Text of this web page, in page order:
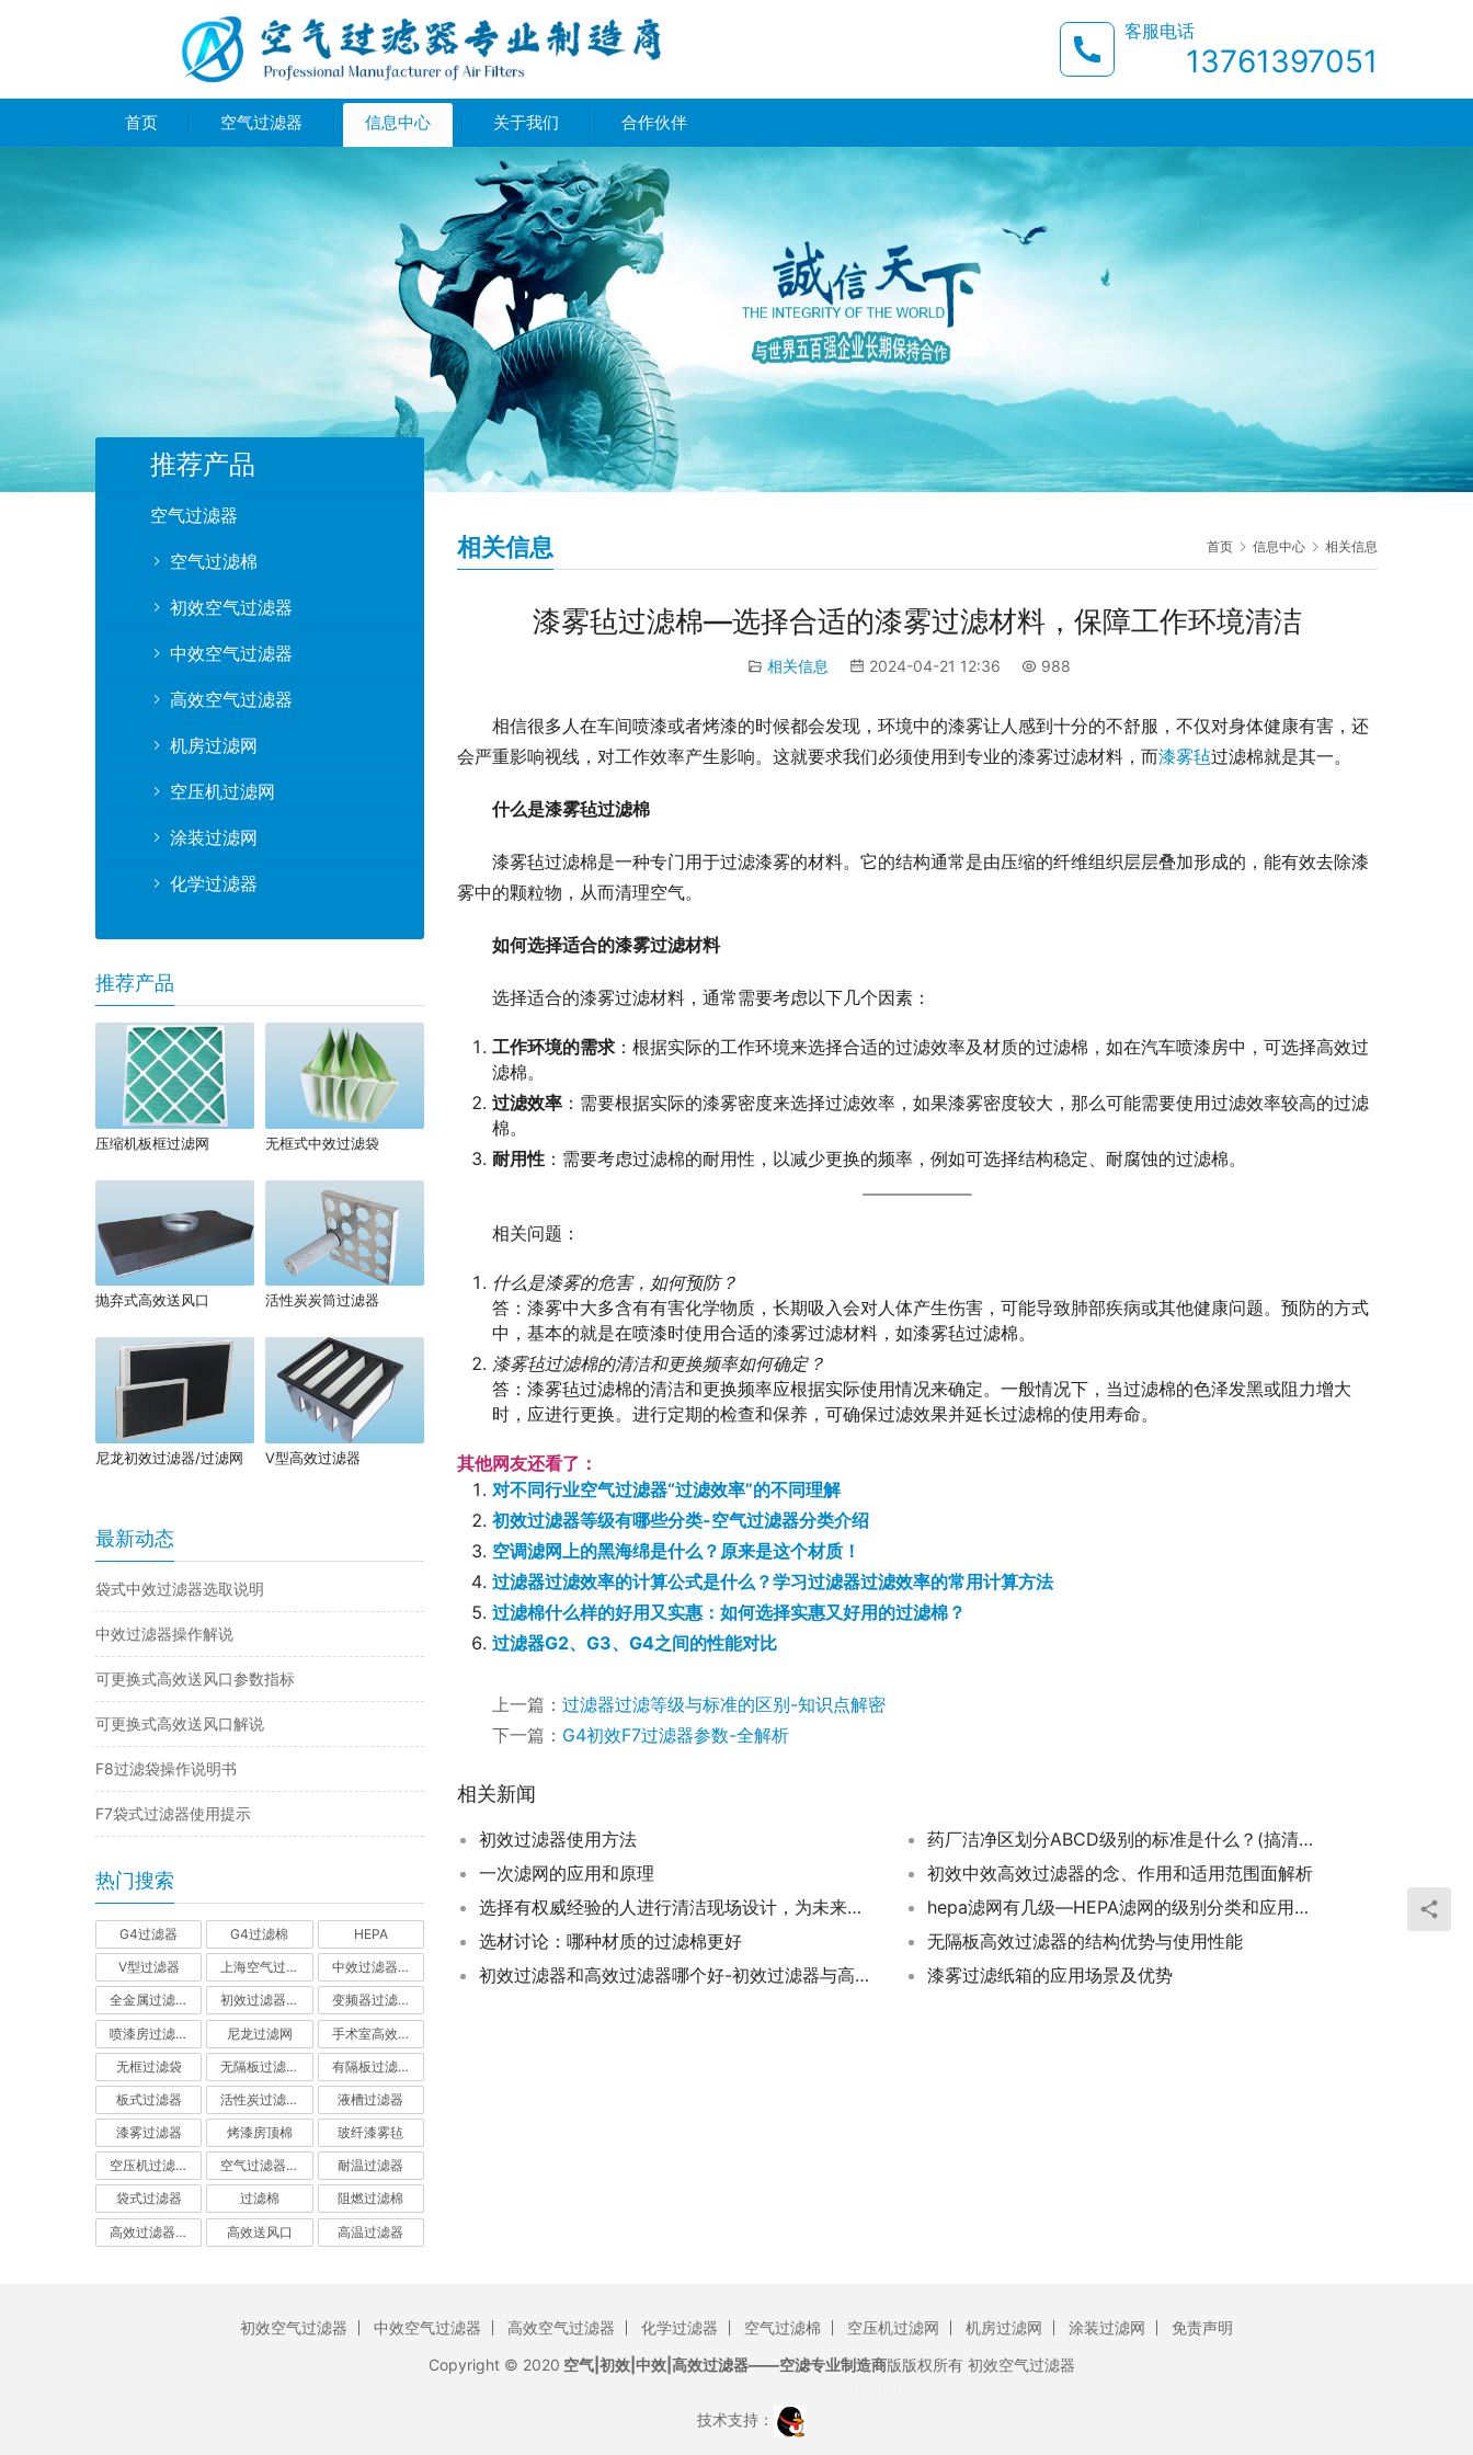
客服电话
13761397051
首页 空气过滤器 信息中心 关于我们 合作伙伴
首页 信息中心 相关信息
相关信息
漆雾毡过滤棉—选择合适的漆雾过滤材料，保障工作环境清洁
相关信息 2024-04-21 12:36 988
相信很多人在车间喷漆或者烤漆的时候都会发现，环境中的漆雾让人感到十分的不舒服，不仅对身体健康有害，还
会严重影响视线，对工作效率产生影响。这就要求我们必须使用到专业的漆雾过滤材料，而漆雾毡过滤棉就是其一。
什么是漆雾毡过滤棉
漆雾毡过滤棉是一种专门用于过滤漆雾的材料。它的结构通常是由压缩的纤维组织层层叠加形成的，能有效去除漆
雾中的颗粒物，从而清理空气。
如何选择适合的漆雾过滤材料
选择适合的漆雾过滤材料，通常需要考虑以下几个因素：
工作环境的需求 ：根据实际的工作环境来选择合适的过滤效率及材质的过滤棉，如在汽车喷漆房中，可选择高效过
滤棉。
过滤效率 ：需要根据实际的漆雾密度来选择过滤效率，如果漆雾密度较大，那么可能需要使用过滤效率较高的过滤
棉。
耐用性 ：需要考虑过滤棉的耐用性，以减少更换的频率，例如可选择结构稳定、耐腐蚀的过滤棉。
相关问题：
什么是漆雾的危害，如何预防？
答：漆雾中大多含有有害化学物质，长期吸入会对人体产生伤害，可能导致肺部疾病或其他健康问题。预防的方式
中，基本的就是在喷漆时使用合适的漆雾过滤材料，如漆雾毡过滤棉。
漆雾毡过滤棉的清洁和更换频率如何确定？
答：漆雾毡过滤棉的清洁和更换频率应根据实际使用情况来确定。一般情况下，当过滤棉的色泽发黑或阻力增大
时，应进行更换。进行定期的检查和保养，可确保过滤效果并延长过滤棉的使用寿命。
其他网友还看了：
对不同行业空气过滤器“过滤效率”的不同理解
初效过滤器等级有哪些分类-空气过滤器分类介绍
空调滤网上的黑海绵是什么？原来是这个材质！
过滤器过滤效率的计算公式是什么？学习过滤器过滤效率的常用计算方法
过滤棉什么样的好用又实惠：如何选择实惠又好用的过滤棉？
过滤器G2、G3、G4之间的性能对比
上一篇： 过滤器过滤等级与标准的区别-知识点解密
下一篇： G4初效F7过滤器参数-全解析
相关新闻
初效过滤器使用方法
药厂洁净区划分ABCD级别的标准是什么？(搞清洁净室洁净度ABCD四个级别)
一次滤网的应用和原理
初效中效高效过滤器的念、作用和适用范围面解析
选择有权威经验的人进行清洁现场设计，为未来工业生产创造更干净的环境
hepa滤网有几级—HEPA滤网的级别分类和应用场景解析
选材讨论：哪种材质的过滤棉更好
无隔板高效过滤器的结构优势与使用性能
初效过滤器和高效过滤器哪个好-初效过滤器与高效过滤器的对比
漆雾过滤纸箱的应用场景及优势
推荐产品
空气过滤器
空气过滤棉
初效空气过滤器
中效空气过滤器
高效空气过滤器
机房过滤网
空压机过滤网
涂装过滤网
化学过滤器
推荐产品
压缩机板框过滤网 无框式中效过滤袋
抛弃式高效送风口 活性炭炭筒过滤器
尼龙初效过滤器/过滤网 V型高效过滤器
最新动态
袋式中效过滤器选取说明
中效过滤器操作解说
可更换式高效送风口参数指标
可更换式高效送风口解说
F8过滤袋操作说明书
F7袋式过滤器使用提示
热门搜索
G4过滤器 G4过滤棉 HEPA
V型过滤器 上海空气过滤器 中效过滤器-中效空气过滤器
全金属过滤器 初效过滤器-初效空气过滤器 变频器过滤器
喷漆房过滤棉 尼龙过滤网 手术室高效过滤器
无框过滤袋 无隔板过滤器 有隔板过滤器
板式过滤器 活性炭过滤器-活性炭空气过滤器 液槽过滤器
漆雾过滤器 烤漆房顶棉 玻纤漆雾毡
空压机过滤网 空气过滤器厂家 耐温过滤器
袋式过滤器 过滤棉 阻燃过滤棉
高效过滤器-高效空气过滤器 高效送风口 高温过滤器
初效空气过滤器 中效空气过滤器 高效空气过滤器 化学过滤器 空气过滤棉 空压机过滤网 机房过滤网 涂装过滤网
免责声明
Copyright © 2020 空气|初效|中效|高效过滤器——空滤专业制造商版版权所有 初效空气过滤器
技术支持：